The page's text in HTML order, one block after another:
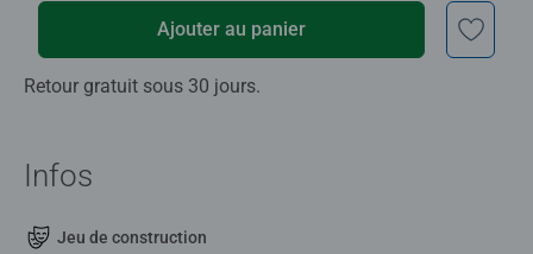
Ajouter au panier
Retour gratuit sous 30 jours.
Infos
Jeu de construction